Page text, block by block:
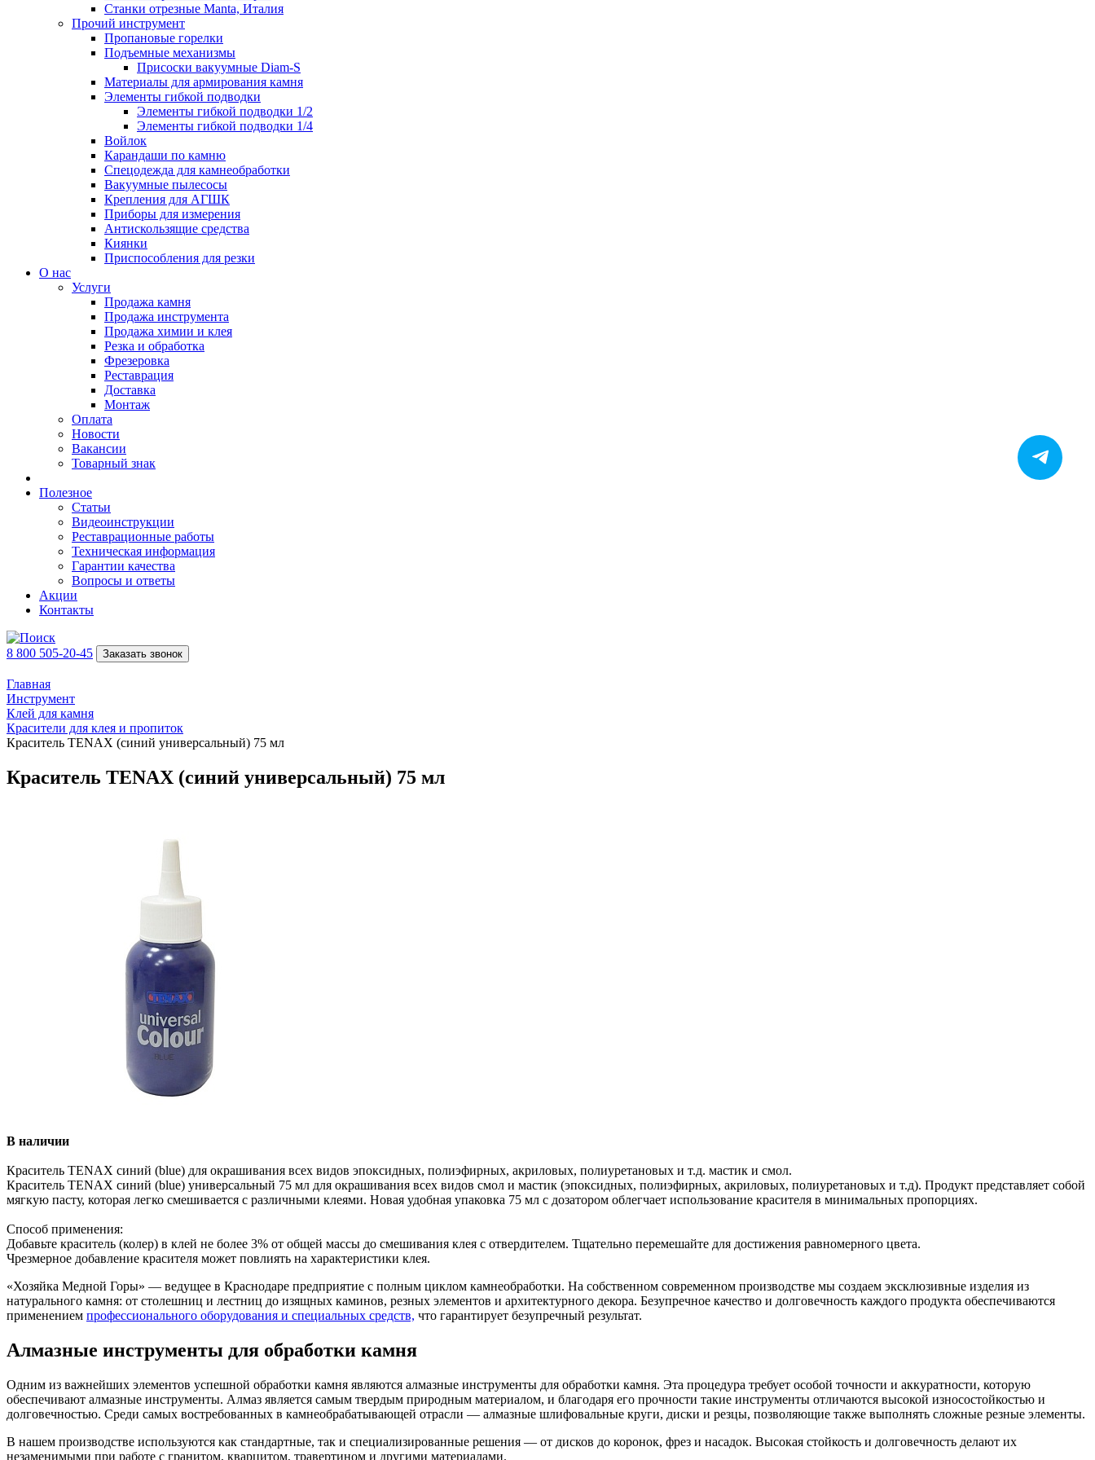
Станки отрезные Manta, Италия
Прочий инструмент
Пропановые горелки
Подъeмные механизмы
Присоски вакуумные Diam-S
Материалы для армирования камня
Элементы гибкой подводки
Элементы гибкой подводки 1/2
Элементы гибкой подводки 1/4
Войлок
Карандаши по камню
Спецодежда для камнеобработки
Вакуумные пылесосы
Крепления для АГШК
Приборы для измерения
Антискользящие средства
Киянки
Приспособления для резки
О нас
Услуги
Продажа камня
Продажа инструмента
Продажа химии и клея
Резка и обработка
Фрезеровка
Реставрация
Доставка
Монтаж
Оплата
Новости
Вакансии
Товарный знак
Полезное
Статьи
Видеоинструкции
Реставрационные работы
Техническая информация
Гарантии качества
Вопросы и ответы
Акции
Контакты
8 800 505-20-45 Заказать звонок
Главная
Инструмент
Клей для камня
Красители для клея и пропиток
Краситель TENAX (синий универсальный) 75 мл
Краситель TENAX (синий универсальный) 75 мл
В наличии
Краситель TENAX синий (blue) для окрашивания всех видов эпоксидных, полиэфирных, акриловых, полиуретановых и т.д. мастик и смол.
Краситель TENAX синий (blue) универсальный 75 мл для окрашивания всех видов смол и мастик (эпоксидных, полиэфирных, акриловых, полиуретановых и т.д). Продукт представляет собой
мягкую пасту, которая легко смешивается с различными клеями. Новая удобная упаковка 75 мл с дозатором облегчает использование красителя в минимальных пропорциях.
Способ применения:
Добавьте краситель (колер) в клей не более 3% от общей массы до смешивания клея с отвердителем. Тщательно перемешайте для достижения равномерного цвета.
Чрезмерное добавление красителя может повлиять на характеристики клея.
«Хозяйка Медной Горы» — ведущее в Краснодаре предприятие с полным циклом камнеобработки. На собственном современном производстве мы создаем эксклюзивные изделия из
натурального камня: от столешниц и лестниц до изящных каминов, резных элементов и архитектурного декора. Безупречное качество и долговечность каждого продукта обеспечиваются
применением профессионального оборудования и специальных средств, что гарантирует безупречный результат.
Алмазные инструменты для обработки камня
Одним из важнейших элементов успешной обработки камня являются алмазные инструменты для обработки камня. Эта процедура требует особой точности и аккуратности, которую
обеспечивают алмазные инструменты. Алмаз является самым твердым природным материалом, и благодаря его прочности такие инструменты отличаются высокой износостойкостью и
долговечностью. Среди самых востребованных в камнеобрабатывающей отрасли — алмазные шлифовальные круги, диски и резцы, позволяющие также выполнять сложные резные элементы.
В нашем производстве используются как стандартные, так и специализированные решения — от дисков до коронок, фрез и насадок. Высокая стойкость и долговечность делают их
незаменимыми при работе с гранитом, кварцитом, травертином и другими материалами.